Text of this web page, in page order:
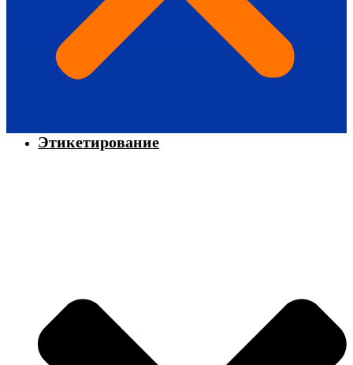
Этикетирование